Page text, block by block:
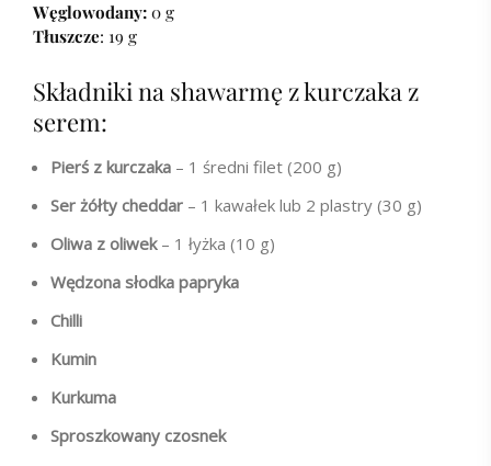
Węglowodany: 0 g
Tłuszcze: 19 g
Składniki na shawarmę z kurczaka z
serem:
Pierś z kurczaka – 1 średni filet (200 g)
Ser żółty cheddar – 1 kawałek lub 2 plastry (30 g)
Oliwa z oliwek– 1 łyżka (10 g)
Wędzona słodka papryka
Chilli
Kumin
Kurkuma
Sproszkowany czosnek